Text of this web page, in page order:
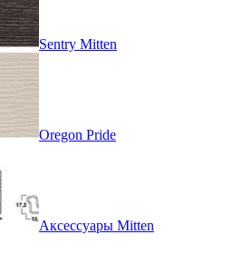
Sentry Mitten
Oregon Pride
Аксессуары Mitten